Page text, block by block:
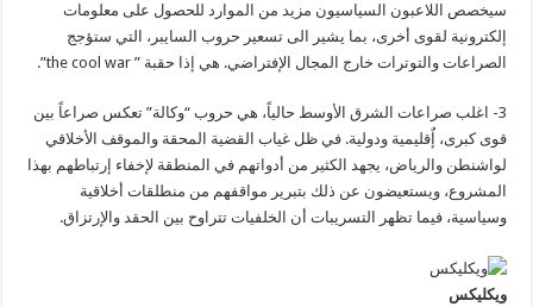
سيخصص اللاعبون السياسيون مزيد من الموارد للحصول على معلومات
إلكترونية لقوى أخرى، بما يشير الى تسعير حروب السايبر، التي ستؤجج
الصراعات والتوترات خارج المجال الإفتراضي. هي إذا حقبة ” the cool war”.
3- اغلب صراعات الشرق الأوسط حالياً، هي حروب “وكالة” تعكس صراعاً بين
قوى كبرى، إٌقليمية ودولية. في ظل غياب القضية المحقة والموقف الأخلاقي
لواشنطن والرياض، يجهد الكثير من أدواتهم في المنطقة لإخفاء إرتباطهم بهذا
المشروع، ويستعيضون عن ذلك بتبرير مواقفهم من منطلقات أخلاقية
وسياسية، فيما تظهر التسريبات أن الخلفيات تتراوح بين الحقد والإرتزاق.
ويكليكس